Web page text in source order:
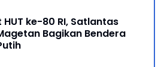
ke-80 RI, Satlantas
Bagikan Bendera